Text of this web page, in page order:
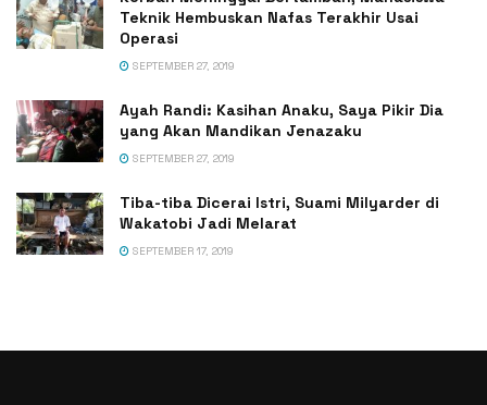
Teknik Hembuskan Nafas Terakhir Usai
Operasi
SEPTEMBER 27, 2019
Ayah Randi: Kasihan Anaku, Saya Pikir Dia
yang Akan Mandikan Jenazaku
SEPTEMBER 27, 2019
Tiba-tiba Dicerai Istri, Suami Milyarder di
Wakatobi Jadi Melarat
SEPTEMBER 17, 2019